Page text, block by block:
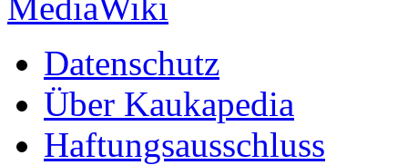
Datenschutz
Über Kaukapedia
Haftungsausschluss